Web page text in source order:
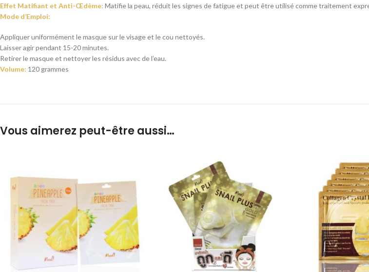
Effet Matifiant et Anti-Œdème: Matifie la peau, réduit les signes de fatigue et peut être utilisé comme traitement
Mode d’Emploi:
Appliquer uniformément le masque sur le visage et le cou nettoyés.
Laisser agir pendant 15-20 minutes.
Retirer le masque et nettoyer les résidus avec de l’eau.
Volume: 120 grammes
Vous aimerez peut-être aussi…